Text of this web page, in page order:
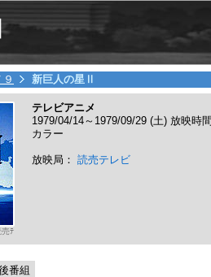
９ 新巨人の星Ⅱ
売ﾃ
テレビアニメ
1979/04/14～1979/09/29 (土) 放映時
カラー
放映局： 読売テレビ
番組